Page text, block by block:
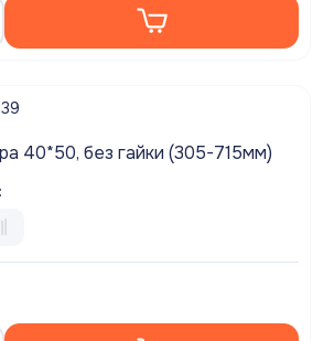
40*50, без гайки (305-715мм)